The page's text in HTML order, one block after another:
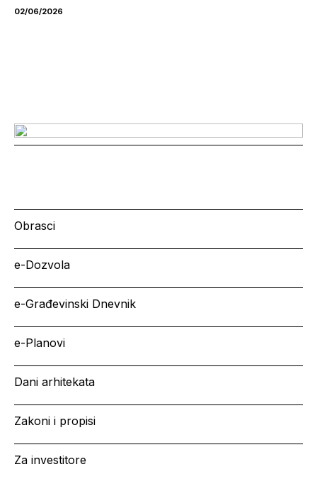
02/06/2026
Obrasci
e-Dozvola
e-Građevinski Dnevnik
e-Planovi
Dani arhitekata
Zakoni i propisi
Za investitore